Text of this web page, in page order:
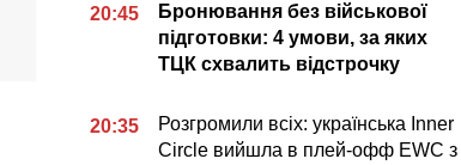
20:45
Бронювання без військової
підготовки: 4 умови, за яких
ТЦК схвалить відстрочку
20:35
Розгромили всіх: українська Inner
Circle вийшла в плей-офф EWC з